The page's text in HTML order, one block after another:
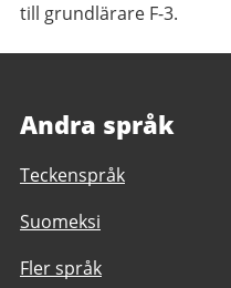
till grundlärare F-3.
Andra språk
Teckenspråk
Suomeksi
Fler språk